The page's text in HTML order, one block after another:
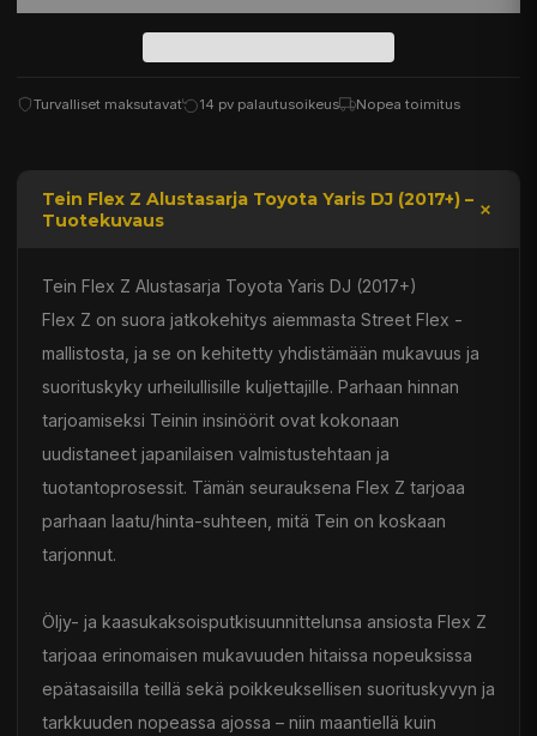
Turvalliset maksutavat 14 pv palautusoikeus Nopea toimitus
Tein Flex Z Alustasarja Toyota Yaris DJ (2017+) –
Tuotekuvaus
Tein Flex Z Alustasarja Toyota Yaris DJ (2017+)
Flex Z on suora jatkokehitys aiemmasta Street Flex -
mallistosta, ja se on kehitetty yhdistämään mukavuus ja
suorituskyky urheilullisille kuljettajille. Parhaan hinnan
tarjoamiseksi Teinin insinöörit ovat kokonaan
uudistaneet japanilaisen valmistustehtaan ja
tuotantoprosessit. Tämän seurauksena Flex Z tarjoaa
parhaan laatu/hinta-suhteen, mitä Tein on koskaan
tarjonnut.
Öljy- ja kaasukaksoisputkisuunnittelunsa ansiosta Flex Z
tarjoaa erinomaisen mukavuuden hitaissa nopeuksissa
epätasaisilla teillä sekä poikkeuksellisen suorituskyvyn ja
tarkkuuden nopeassa ajossa – niin maantiellä kuin